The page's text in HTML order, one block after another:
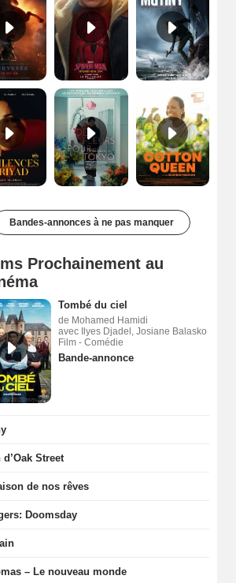
Les Silences de Riyad Bande-annonce VO STFR Cotton Queen Bande-annonce VO STFR
Bandes-annonces à ne pas manquer
Prochainement au
Tombé du ciel
de Mohamed Hamidi
avec Ilyes Djadel, Josiane Balasko
Film - Comédie
Bande-annonce
d’Oak Street
de nos rêves
Doomsday
– Le nouveau monde